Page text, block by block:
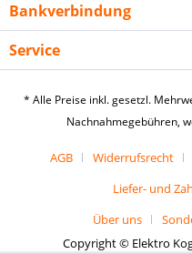
Bankverbindung
Service
* Alle Preise inkl. gesetzl.
Nachnahmegebühren,
AGB Widerrufsrecht
Liefer- und
Über uns
Copyright © Elektro